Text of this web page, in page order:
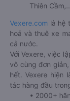
Thiên
Vexere.com là hệ
hoả và thuê xe
cả nước.
Với Vexere, việc
vô cùng đơn
hết. Vexere hiện
tác hàng đầu
• 2000+